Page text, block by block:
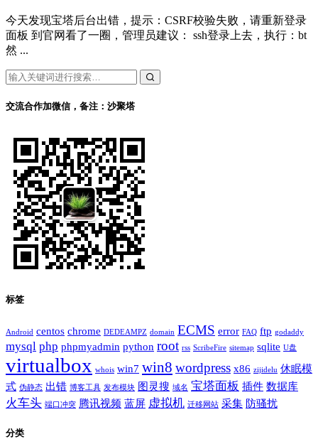
今天发现宝塔后台出错，提示：CSRF校验失败，请重新登录
面板 到官网看了一圈，管理员建议： ssh登录上去，执行：bt
然 ...
交流合作加微信，备注：沙聚塔
标签
Android centos chrome DEDEAMPZ domain ECMS error FAQ ftp godaddy
mysql php phpmyadmin python root rss ScribeFire sitemap sqlite U盘
virtualbox whois win7 win8 wordpress x86 zijidelu 休眠模
式 伪静态 出错 博客工具 发布模块 图灵搜 域名 宝塔面板 插件 数据库
火车头 端口冲突 腾讯视频 蓝屏 虚拟机 迁移网站 采集 防骚扰
分类